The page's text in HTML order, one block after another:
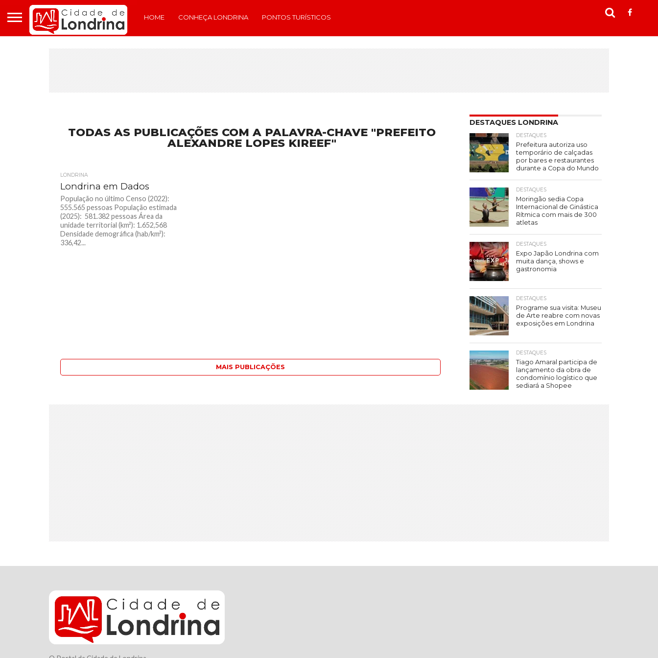
HOME CONHEÇA LONDRINA PONTOS TURÍSTICOS
TODAS AS PUBLICAÇÕES COM A PALAVRA-CHAVE "PREFEITO
ALEXANDRE LOPES KIREEF"
LONDRINA
Londrina em Dados
População no último Censo (2022):
555.565 pessoas População estimada
(2025): 581.382 pessoas Área da
unidade territorial (km²): 1.652,568
Densidade demográfica (hab/km²):
336,42...
MAIS PUBLICAÇÕES
DESTAQUES LONDRINA
DESTAQUES
Prefeitura autoriza uso
temporário de calçadas
por bares e restaurantes
durante a Copa do Mundo
DESTAQUES
Moringão sedia Copa
Internacional de Ginástica
Rítmica com mais de 300
atletas
DESTAQUES
Expo Japão Londrina com
muita dança, shows e
gastronomia
DESTAQUES
Programe sua visita: Museu
de Arte reabre com novas
exposições em Londrina
DESTAQUES
Tiago Amaral participa de
lançamento da obra de
condomínio logístico que
sediará a Shopee